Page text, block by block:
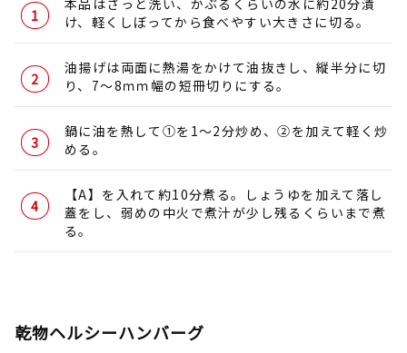
け、軽くしぼってから食べやすい大きさに切る。
油揚げは両面に熱湯をかけて油抜きし、縦半分に切
り、7～8ｍｍ幅の短冊切りにする。
鍋に油を熱して①を1～2分炒め、②を加えて軽く炒
める。
【A】を入れて約10分煮る。しょうゆを加えて落し
蓋をし、弱めの中火で煮汁が少し残るくらいまで煮
る。
乾物ヘルシーハンバーグ